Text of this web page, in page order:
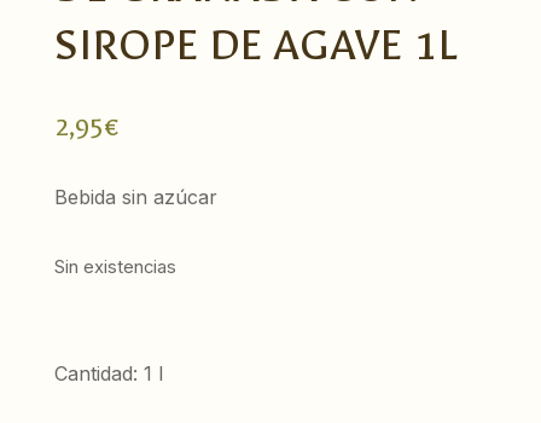
SIROPE DE AGAVE 1L
2,95€
Bebida sin azúcar
Sin existencias
Cantidad: 1 l